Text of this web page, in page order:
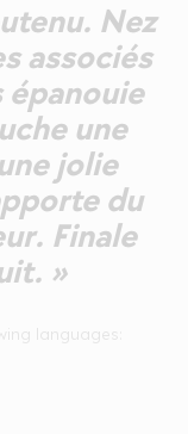
Nez
associés
épanouie
une
jolie
du
Finale
»